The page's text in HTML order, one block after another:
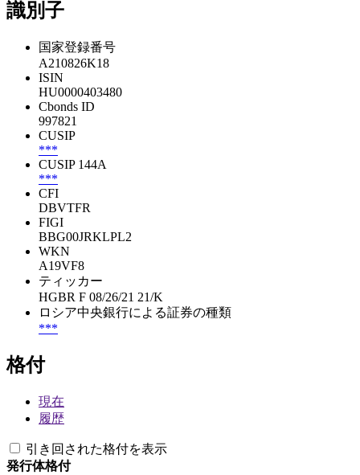
識別子
国家登録番号
A210826K18
ISIN
HU0000403480
Cbonds ID
997821
CUSIP
***
CUSIP 144A
***
CFI
DBVTFR
FIGI
BBG00JRKLPL2
WKN
A19VF8
ティッカー
HGBR F 08/26/21 21/K
ロシア中央銀行による証券の種類
***
格付
現在
履歴
引き回された格付を表示
発行体格付